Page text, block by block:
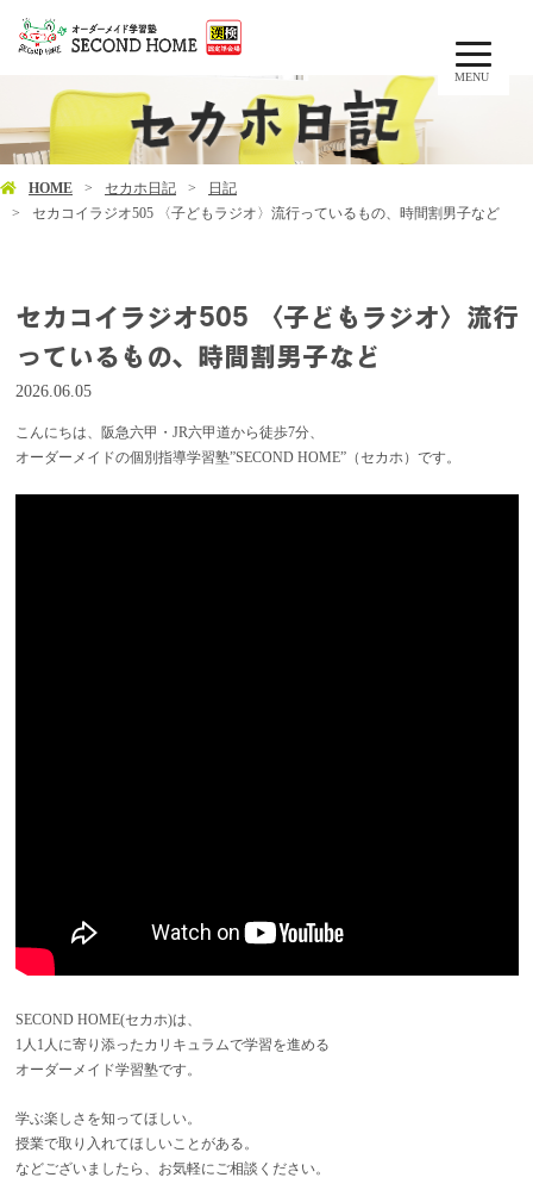
MENU
HOME セカホ日記
日記
セカコイラジオ505 〈子どもラジオ〉流行っているもの、時間割男子など
セカコイラジオ505 〈子どもラジオ〉流行
っているもの、時間割男子など
2026.06.05
こんにちは、阪急六甲・JR六甲道から徒歩7分、
オーダーメイドの個別指導学習塾”SECOND HOME”（セカホ）です。
SECOND HOME(セカホ)は、
1人1人に寄り添ったカリキュラムで学習を進める
オーダーメイド学習塾です。
学ぶ楽しさを知ってほしい。
授業で取り入れてほしいことがある。
などございましたら、お気軽にご相談ください。